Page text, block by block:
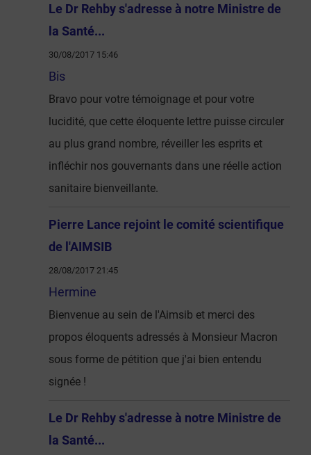
Le Dr Rehby s'adresse à notre Ministre de
la Santé...
30/08/2017 15:46
Bis
Bravo pour votre témoignage et pour votre
lucidité, que cette éloquente lettre puisse circuler
au plus grand nombre, réveiller les esprits et
infléchir nos gouvernants dans une réelle action
sanitaire bienveillante.
Pierre Lance rejoint le comité scientifique
de l'AIMSIB
28/08/2017 21:45
Hermine
Bienvenue au sein de l'Aimsib et merci des
propos éloquents adressés à Monsieur Macron
sous forme de pétition que j'ai bien entendu
signée !
Le Dr Rehby s'adresse à notre Ministre de
la Santé...